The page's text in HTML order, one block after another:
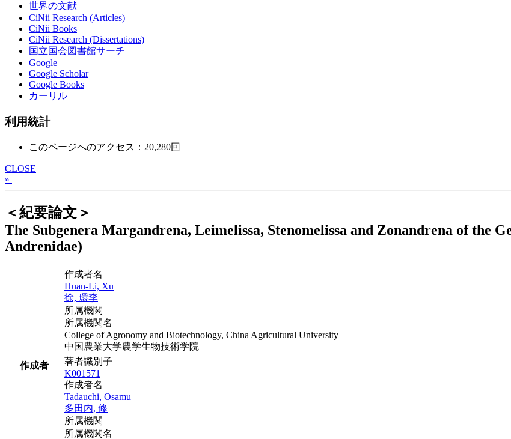
世界の文献
CiNii Research (Articles)
CiNii Books
CiNii Research (Dissertations)
国立国会図書館サーチ
Google
Google Scholar
Google Books
カーリル
利用統計
このページへのアクセス：20,280回
CLOSE
»
＜紀要論文＞
The Subgenera Margandrena, Leimelissa, Stenomelissa and Zonandrena of the
Andrenidae)
作成者
作成者名
Huan-Li, Xu
徐, 環李
所属機関
所属機関名
College of Agronomy and Biotechnology, China Agricultural University
中国農業大学農学生物技術学院
著者識別子
K001571
作成者名
Tadauchi, Osamu
多田内, 修
所属機関
所属機関名